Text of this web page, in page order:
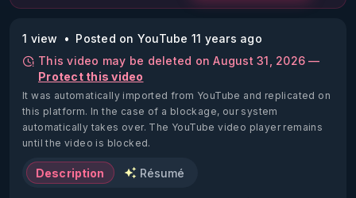
1 view
Posted on YouTube 11 years ago
This video may be deleted on August 31, 2026 —
Protect this video
It was automatically imported from YouTube and replicated on
this platform. In the case of a blockage, our system
automatically takes over. The YouTube video player remains
until the video is blocked.
Description Résumé